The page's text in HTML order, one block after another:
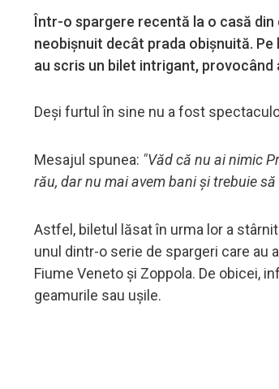
Într-o spargere recentă la o casă din
neobișnuit decât prada obișnuită.
au scris un bilet intrigant,
Deși furtul în sine nu a fost
Mesajul spunea: "Văd că nu ai nimic
rău, dar nu mai avem bani și trebuie
Astfel, biletul lăsat în urma lor a
unul dintr-o serie de spargeri care au
Fiume Veneto și Zoppola. De obicei,
geamurile sau ușile.